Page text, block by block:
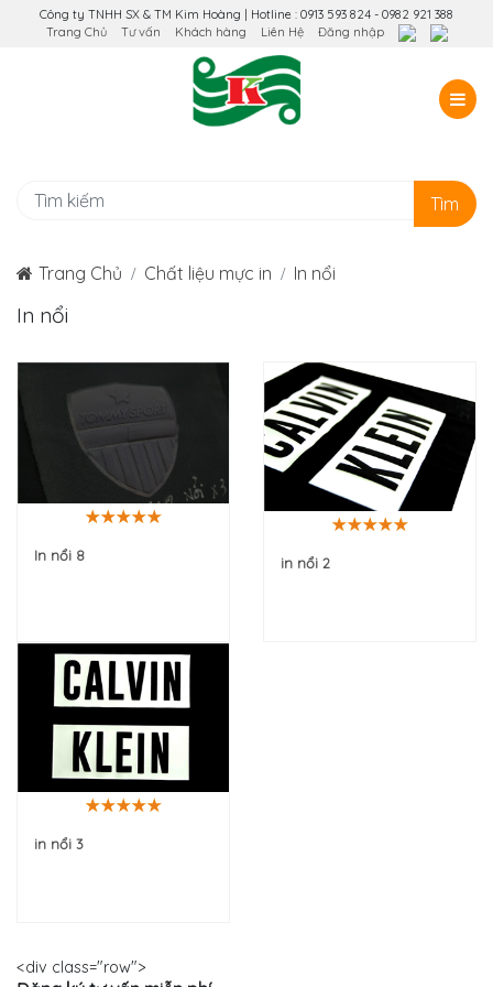
Công ty TNHH SX & TM Kim Hoàng | Hotline : 0913 593 824 - 0982 921 388
Trang Chủ
Tư vấn Khách hàng Liên Hệ Đăng nhập
Tìm
Trang Chủ Chất liệu mực in In nổi
In nổi
In nổi 8 in nổi 2
in nổi 3
<div class="row">